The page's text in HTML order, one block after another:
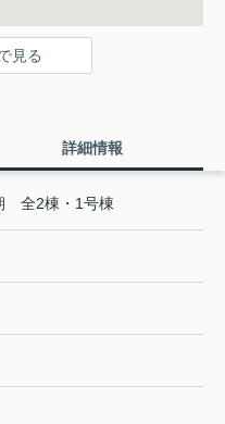
見る
詳細情報
全2棟・1号棟